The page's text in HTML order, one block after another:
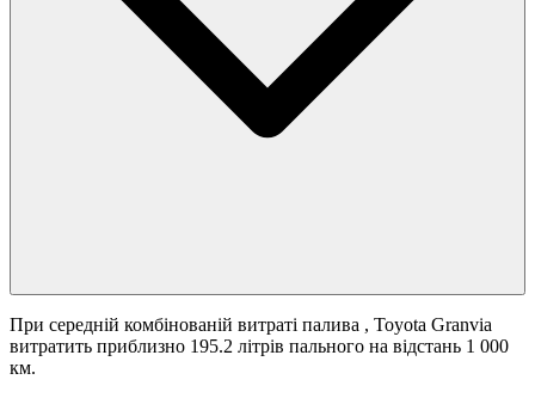
При середній комбінованій витраті палива , Toyota Granvia
витратить приблизно 195.2 літрів пального на відстань 1 000
км.